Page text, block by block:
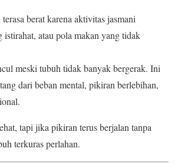
berat karena aktivitas jasmani
istirahat, atau pola makan yang tidak
meski tubuh tidak banyak bergerak. Ini
dari beban mental, pikiran berlebihan,
tapi jika pikiran terus berjalan tanpa
terkuras perlahan.